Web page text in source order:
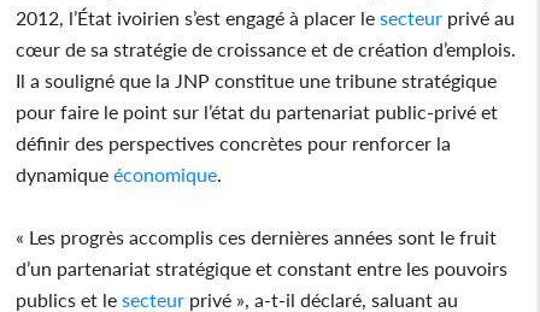
2012, l’État ivoirien s’est engagé à placer le secteur privé au
cœur de sa stratégie de croissance et de création d’emplois.
Il a souligné que la JNP constitue une tribune stratégique
pour faire le point sur l’état du partenariat public-privé et
définir des perspectives concrètes pour renforcer la
dynamique économique
« Les progrès accomplis ces dernières années sont le fruit
d’un partenariat stratégique et constant entre les pouvoirs
publics et le secteur privé », a-t-il déclaré, saluant au